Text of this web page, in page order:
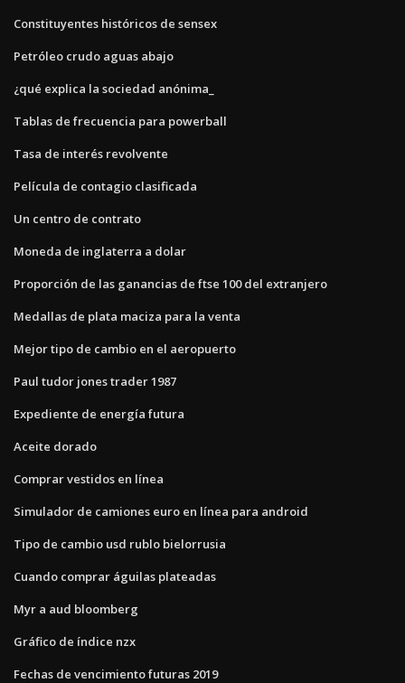
Constituyentes históricos de sensex
Petróleo crudo aguas abajo
¿qué explica la sociedad anónima_
Tablas de frecuencia para powerball
Tasa de interés revolvente
Película de contagio clasificada
Un centro de contrato
Moneda de inglaterra a dolar
Proporción de las ganancias de ftse 100 del extranjero
Medallas de plata maciza para la venta
Mejor tipo de cambio en el aeropuerto
Paul tudor jones trader 1987
Expediente de energía futura
Aceite dorado
Comprar vestidos en línea
Simulador de camiones euro en línea para android
Tipo de cambio usd rublo bielorrusia
Cuando comprar águilas plateadas
Myr a aud bloomberg
Gráfico de índice nzx
Fechas de vencimiento futuras 2019